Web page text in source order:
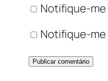
Notifique-me
Notifique-me